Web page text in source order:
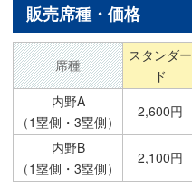
販売席種・価格
席種
スタンダー
ド
内野A
（1塁側・3塁側）
2,600円
内野B
（1塁側・3塁側）
2,100円